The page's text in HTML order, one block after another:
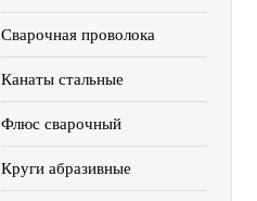
Сварочная проволока
Канаты стальные
Флюс сварочный
Круги абразивные